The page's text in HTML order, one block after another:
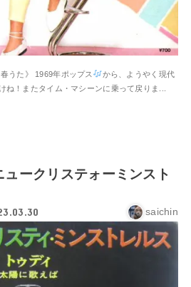
春うた》 1969年ポップス
から、ようやく現代
！またタイム・マシーンに乗って戻りま...
ュークリステォーミンスト
saichin